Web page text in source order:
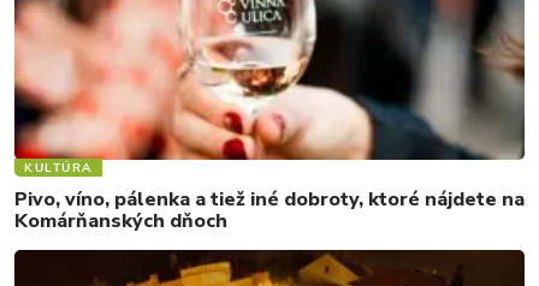
KULTÚRA
Pivo, víno, pálenka a tiež iné dobroty, ktoré nájdete na
Komárňanských dňoch